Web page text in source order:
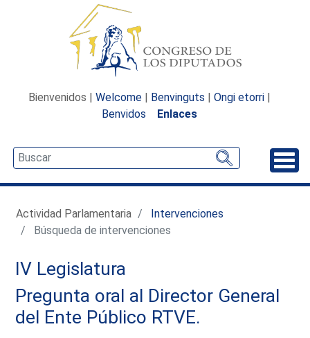
Bienvenidos | Welcome | Benvinguts | Ongi etorri |
Benvidos
Enlaces
Actividad Parlamentaria
Intervenciones
Búsqueda de intervenciones
IV Legislatura
Pregunta oral al Director General
del Ente Público RTVE.